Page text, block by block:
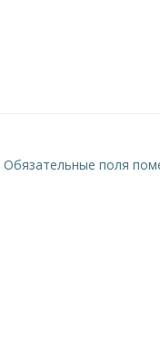
Обязательные поля